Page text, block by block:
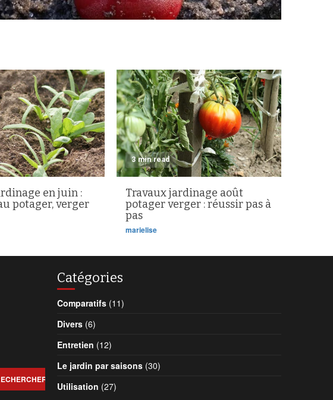
en juin :
potager, verger
3 min read
Travaux jardinage août
potager verger : réussir pas à
pas
marielise
Catégories
Comparatifs (11)
Divers (6)
Entretien (12)
Le jardin par saisons (30)
Utilisation (27)